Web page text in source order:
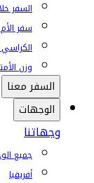
السفر
سفر
وزن
السفر معنا
الوجهات
وجهاتنا
جميع
أفريقيا